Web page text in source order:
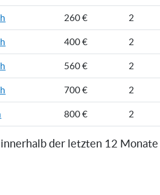
260 € 2
400 € 2
560 € 2
700 € 2
800 € 2
der letzten 12